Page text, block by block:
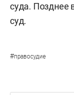
суда. Позднее
суд.
#правосудие